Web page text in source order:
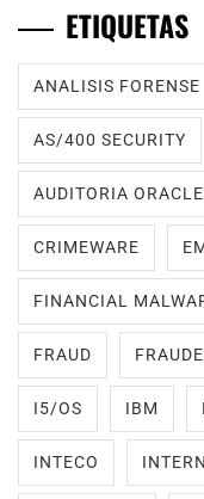
ETIQUETAS
ANALISIS FORENSE
AS/400 SECURITY
AUDITORIA ORACLE
CRIMEWARE
FINANCIAL
FRAUD FRAUDE
I5/OS IBM
INTECO